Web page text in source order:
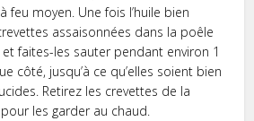
feu moyen. Une fois l’huile bien
assaisonnées dans la poêle
faites-les sauter pendant environ 1
côté, jusqu’à ce qu’elles soient bien
Retirez les crevettes de la
les garder au chaud.